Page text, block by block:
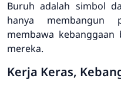
Buruh adalah simbol
hanya membangun
membawa
mereka.
Kerja Keras,